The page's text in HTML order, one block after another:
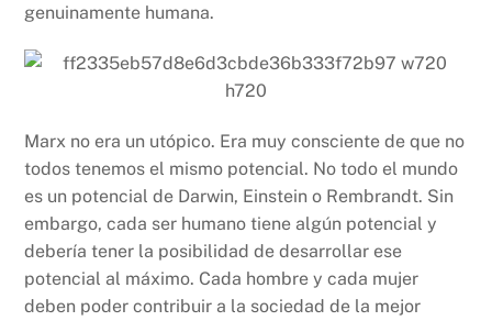
genuinamente humana.
Marx no era un utópico. Era muy consciente de que no
todos tenemos el mismo potencial. No todo el mundo
es un potencial de Darwin, Einstein o Rembrandt. Sin
embargo, cada ser humano tiene algún potencial y
debería tener la posibilidad de desarrollar ese
potencial al máximo. Cada hombre y cada mujer
deben poder contribuir a la sociedad de la mejor